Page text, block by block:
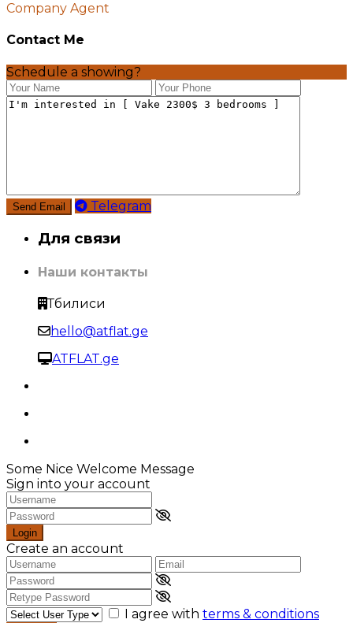
Company Agent
Contact Me
Schedule a showing?
Telegram
Для связи
Наши контакты
Тбилиси
hello@atflat.ge
ATFLAT.ge
Some Nice Welcome Message
Sign into your account
Login
Create an account
I agree with terms & conditions